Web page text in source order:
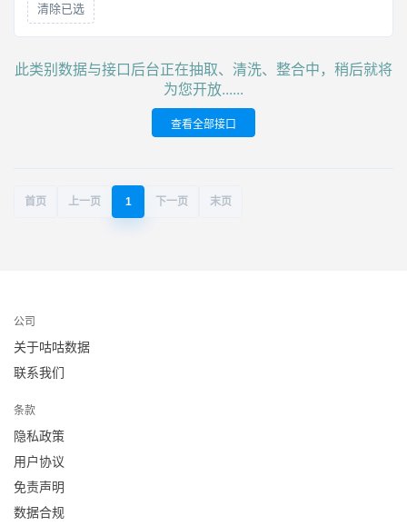
清除已选
此类别数据与接口后台正在抽取、清洗、整合中，稍后就将
为您开放......
查看全部接口
首页 上一页 1 下一页 末页
公司
关于咕咕数据
联系我们
条款
隐私政策
用户协议
免责声明
数据合规